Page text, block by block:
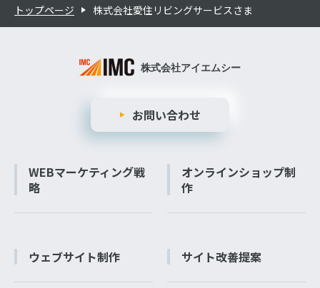
トップページ 株式会社愛住リビングサービスさま
お問い合わせ
WEBマーケティング戦
略
ウェブサイト制作
オンラインショップ制
作
サイト改善提案